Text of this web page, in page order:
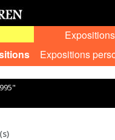
Expositions
Expositions